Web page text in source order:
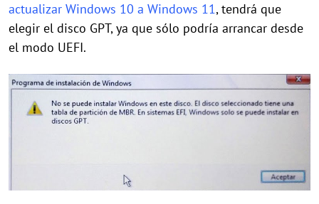
actualizar Windows 10 a Windows 11, tendrá que
elegir el disco GPT, ya que sólo podría arrancar desde
el modo UEFI.